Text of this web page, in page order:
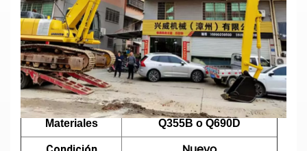
Parámetros principales
Modelo N° PC360
Tipo
Excavadora de largo
alcance
Longitud Elegir
Materiales Q355B o Q690D